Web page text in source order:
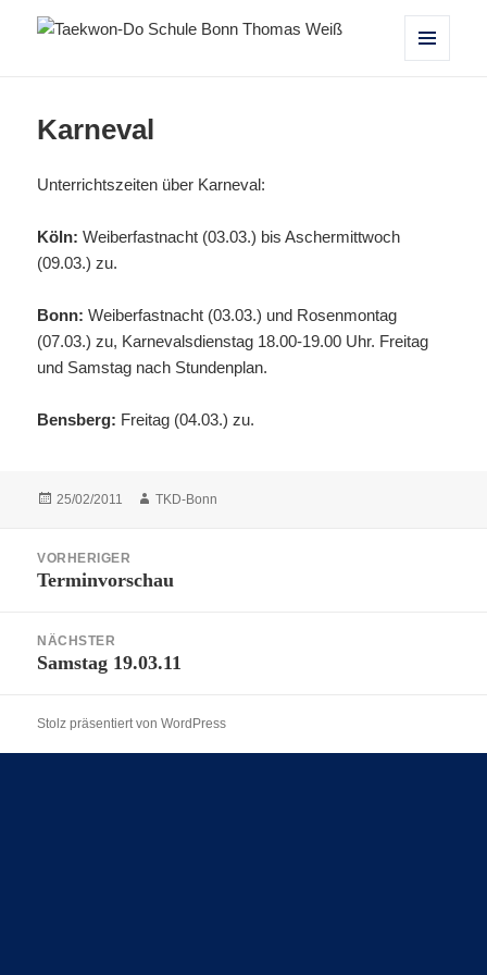
Karneval
Unterrichtszeiten über Karneval:
Köln: Weiberfastnacht (03.03.) bis Aschermittwoch
(09.03.) zu.
Bonn: Weiberfastnacht (03.03.) und Rosenmontag
(07.03.) zu, Karnevalsdienstag 18.00-19.00 Uhr. Freitag
und Samstag nach Stundenplan.
Bensberg: Freitag (04.03.) zu.
Veröffentlicht
25/02/2011 Autor
TKD-Bonn
VORHERIGER
Vorheriger
Terminvorschau
NÄCHSTER
Nächster
Samstag 19.03.11
Stolz präsentiert von WordPress